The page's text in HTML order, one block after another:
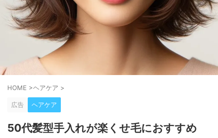
HOME >ヘアケア >
広告 ヘアケア
50代髪型手入れが楽くせ毛におすすめ